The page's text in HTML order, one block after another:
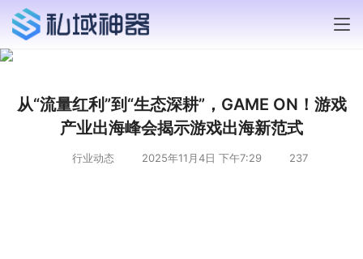
从“流量红利”到“生态深耕”，GAME ON！游戏
产业出海峰会揭示游戏出海新范式
行业动态 2025年11月4日 下午7:29 237